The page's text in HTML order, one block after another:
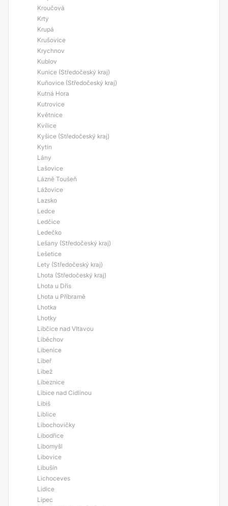
Kroučová
Krty
Krupá
Krušovice
Krychnov
Kublov
Kunice (Středočeský kraj)
Kuňovice (Středočeský kraj)
Kutná Hora
Kutrovice
Květnice
Kvílice
Kyšice (Středočeský kraj)
Kytín
Lány
Lašovice
Lázně Toušeň
Lážovice
Lazsko
Ledce
Ledčice
Ledečko
Lešany (Středočeský kraj)
Lešetice
Lety (Středočeský kraj)
Lhota (Středočeský kraj)
Lhota u Dřís
Lhota u Příbramě
Lhotka
Lhotky
Libčice nad Vltavou
Liběchov
Libenice
Libeř
Libež
Líbeznice
Libice nad Cidlinou
Libiš
Liblice
Libochovičky
Libodřice
Libomyšl
Libovice
Libušín
Lichoceves
Lidice
Lipec